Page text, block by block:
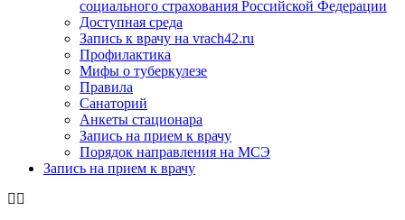
социального страхования Российской Федерации
Доступная среда
Запись к врачу на vrach42.ru
Профилактика
Мифы о туберкулезе
Правила
Санаторий
Анкеты стационара
Запись на прием к врачу
Порядок направления на МСЭ
Запись на прием к врачу